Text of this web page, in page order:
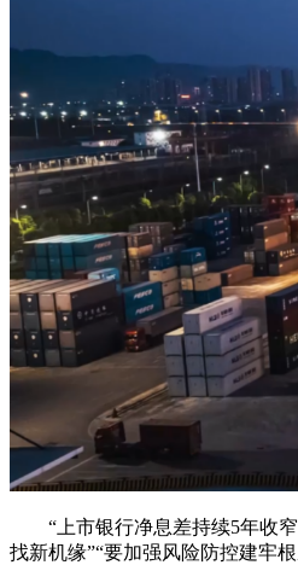
“上市银行净息差持续5年收窄
找新机缘”“要加强风险防控建牢